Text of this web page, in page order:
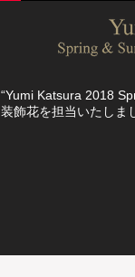
​“Yumi Katsura 2018
装飾花を担当いたしま